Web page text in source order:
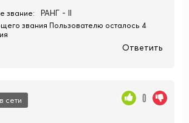
звание: РАНГ - II
звания Пользователю осталось 4
Ответить
сети 0